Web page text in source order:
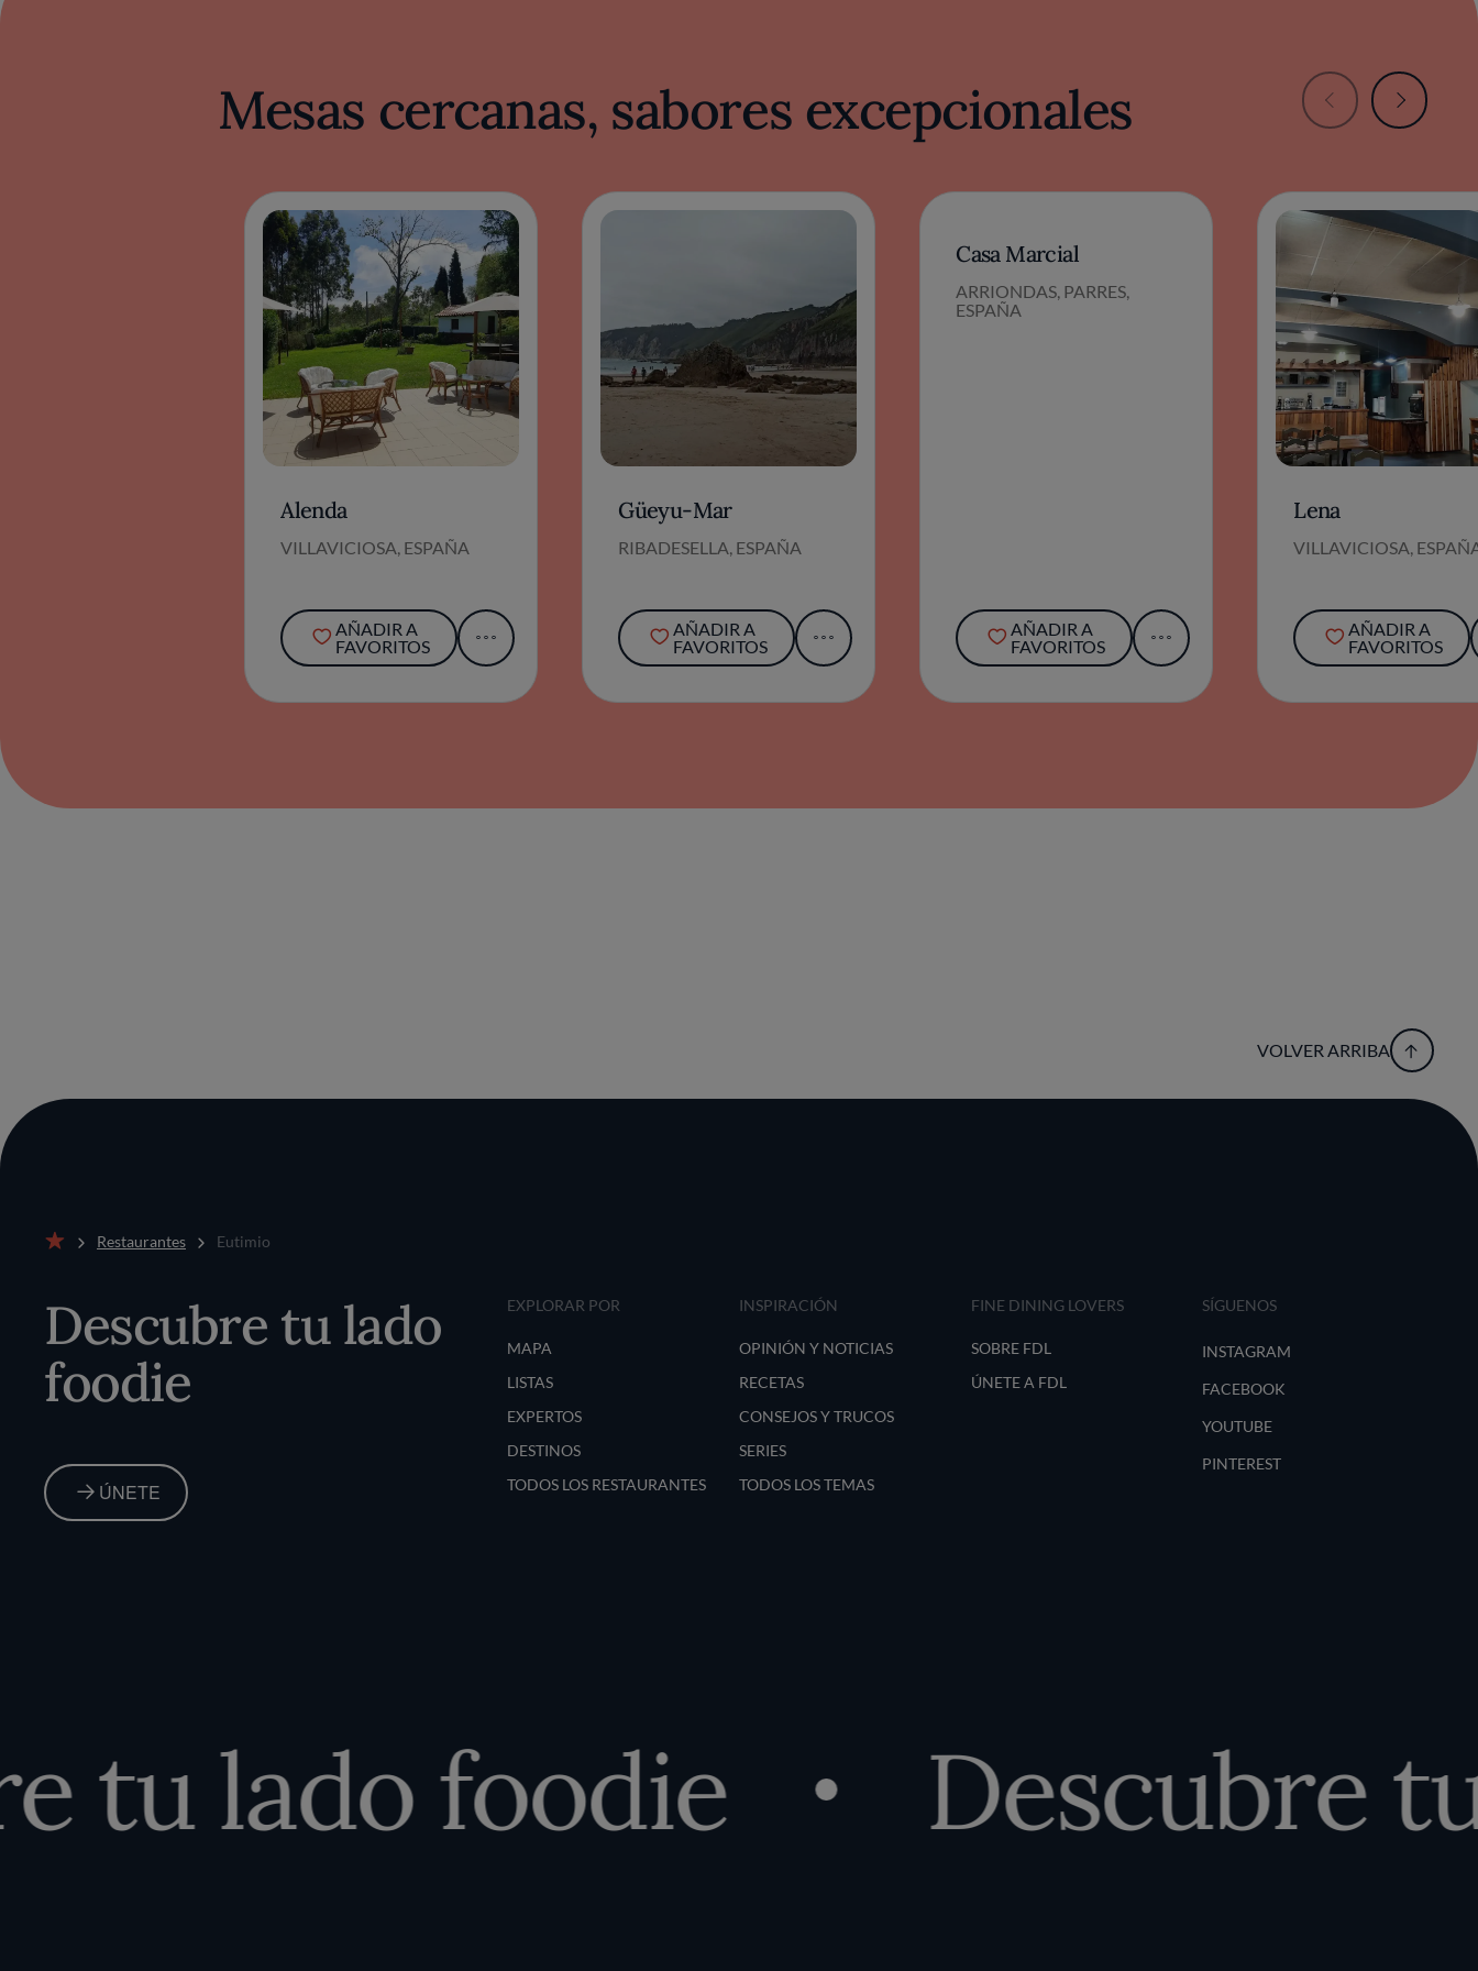
Mesas cercanas, sabores excepcionales
Alenda
VILLAVICIOSA, ESPAÑA
AÑADIR A
FAVORITOS
Güeyu-Mar
RIBADESELLA, ESPAÑA
AÑADIR A
FAVORITOS
Casa Marcial
ARRIONDAS, PARRES,
ESPAÑA
AÑADIR A
FAVORITOS
Lena
VILLAVICIOSA,
AÑADIR A
FAVORITOS
VOLVER ARRIBA
Restaurantes Eutimio
Descubre tu lado
foodie
ÚNETE
EXPLORAR POR
MAPA
LISTAS
EXPERTOS
DESTINOS
TODOS LOS RESTAURANTES
INSPIRACIÓN
OPINIÓN Y NOTICIAS
RECETAS
CONSEJOS Y TRUCOS
SERIES
TODOS LOS TEMAS
FINE DINING LOVERS
SOBRE FDL
ÚNETE A FDL
SÍGUENOS
INSTAGRAM
FACEBOOK
YOUTUBE
PINTEREST
tu lado foodie Descubre